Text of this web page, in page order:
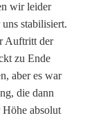
wir leider
stabilisiert.
Auftritt der
zu Ende
aber es war
die dann
absolut